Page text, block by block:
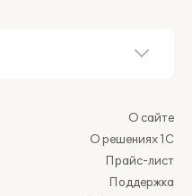
О сайте
О решениях 1С
Прайс-лист
Поддержка